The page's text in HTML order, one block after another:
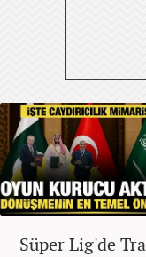
Süper Lig'de